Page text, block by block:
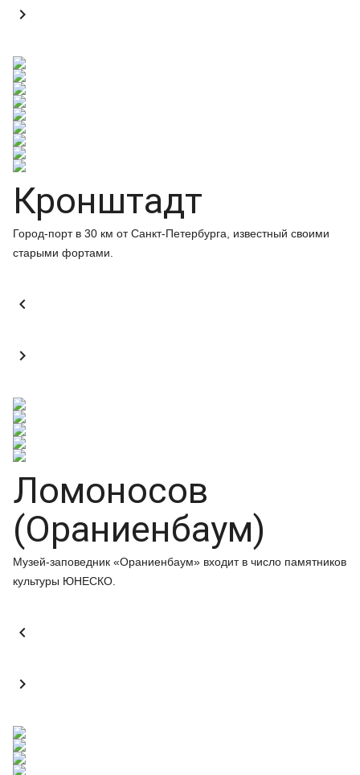

Кронштадт
Город-порт в 30 км от Санкт-Петербурга, известный своими
старыми фортами.


Ломоносов
(Ораниенбаум)
Музей-заповедник «Ораниенбаум» входит в число памятников
культуры ЮНЕСКО.

